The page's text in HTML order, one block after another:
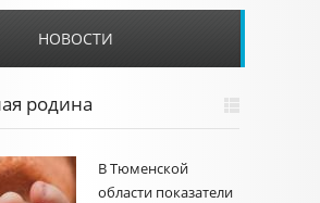
НОВОСТИ
родина
В Тюменской
области показатели